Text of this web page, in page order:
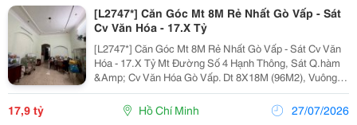
[L2747*] Căn Góc Mt 8M Rẻ Nhất Gò Vấp - Sát
Cv Văn Hóa - 17.X Tỷ
[L2747*] Căn Góc Mt 8M Rẻ Nhất Gò Vấp - Sát Cv Văn
Hóa - 17.X Tỷ Mt Đường Số 4 Hạnh Thông, Sát Q.hàm
&Amp; Cv Văn Hóa Gò Vấp. Dt 8X18M (96M2), Vuông
A4. Đường 12M Thông Thoáng. Trệt 2 Lầu, Tiện Cải Tạo
Villa/Chdv Kinh Doanh Cực Đỉnh! Cơ Hội...
17,9 tỷ Hồ Chí Minh 27/07/2026